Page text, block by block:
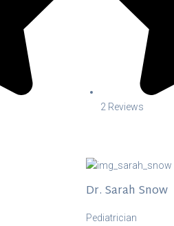
2 Reviews
Dr. Sarah Snow
Pediatrician